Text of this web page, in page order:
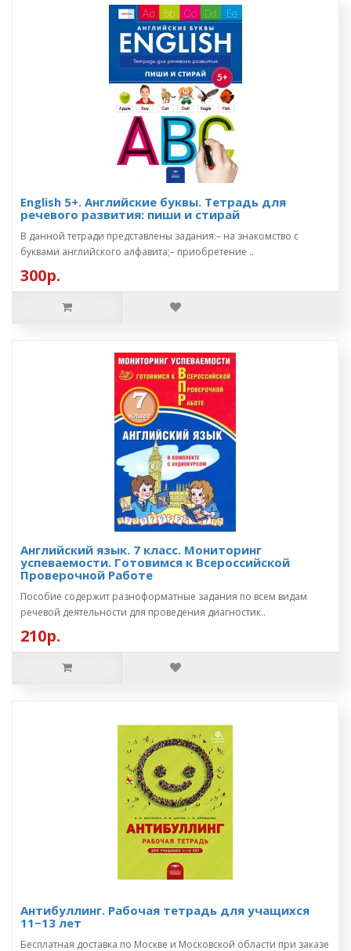
English 5+. Английские буквы. Тетрадь для
речевого развития: пиши и стирай
В данной тетради представлены задания:– на знакомство с
буквами английского алфавита;– приобретение ..
300р.
Английский язык. 7 класс. Мониторинг
успеваемости. Готовимся к Всероссийской
Проверочной Работе
Пособие содержит разноформатные задания по всем видам
речевой деятельности для проведения диагностик..
210р.
Антибуллинг. Рабочая тетрадь для учащихся
11−13 лет
Бесплатная доставка по Москве и Московской области при заказе